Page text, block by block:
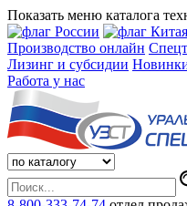
Показать меню каталога
Производство онлайн
Лизинг и субсидии
Работа у нас